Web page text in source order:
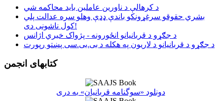
د کرهالې د ناورین عاملین باید محاکمه شي
بشري حقوقو سرغړونکو باندې ډډې وهلو سره عدالت پلي
کول ناشونی دی!
د جګړو د قربانیانو انځورونه - پژواک خبري اژانس
د جګړو د قربانیانو د لاریون په هکله د بی.بی.سی پښتو رپورت
کتابهای انجمن
دونلود «سوگنامه قربانیان» به دری